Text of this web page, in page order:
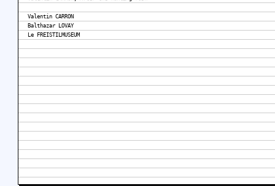
Valentin CARRON
Balthazar LOVAY
Le FREISTILMUSEUM